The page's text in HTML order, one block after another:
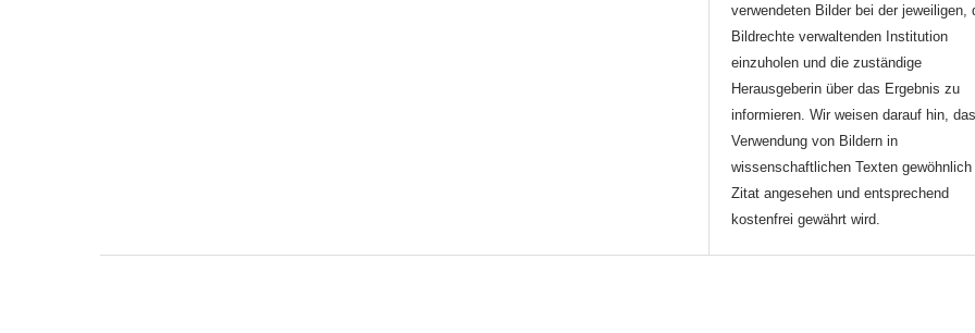
verwendeten Bilder bei der jeweiligen,
Bildrechte verwaltenden Institution
einzuholen und die zuständige
Herausgeberin über das Ergebnis zu
informieren. Wir weisen darauf hin,
Verwendung von Bildern in
wissenschaftlichen Texten gewöhnlich
Zitat angesehen und entsprechend
kostenfrei gewährt wird.